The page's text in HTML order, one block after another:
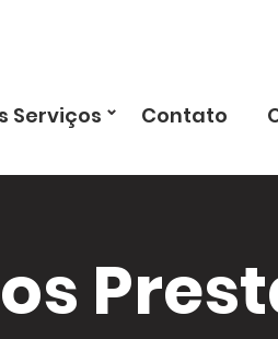
Serviços ⌄ Contato